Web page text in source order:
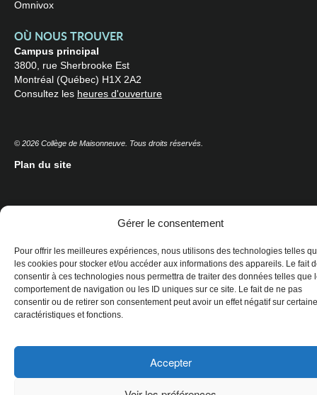
Gérer le consentement
Pour offrir les meilleures expériences, nous utilisons des technologies telles
les cookies pour stocker et/ou accéder aux informations des appareils. Le fait
consentir à ces technologies nous permettra de traiter des données telles que
comportement de navigation ou les ID uniques sur ce site. Le fait de ne pas
consentir ou de retirer son consentement peut avoir un effet négatif sur
caractéristiques et fonctions.
Accepter
Omnivox
OÙ NOUS TROUVER
Campus principal
3800, rue Sherbrooke Est
Montréal (Québec) H1X 2A2
Consultez les heures d'ouverture
© 2026 Collège de Maisonneuve. Tous droits réservés.
Plan du site